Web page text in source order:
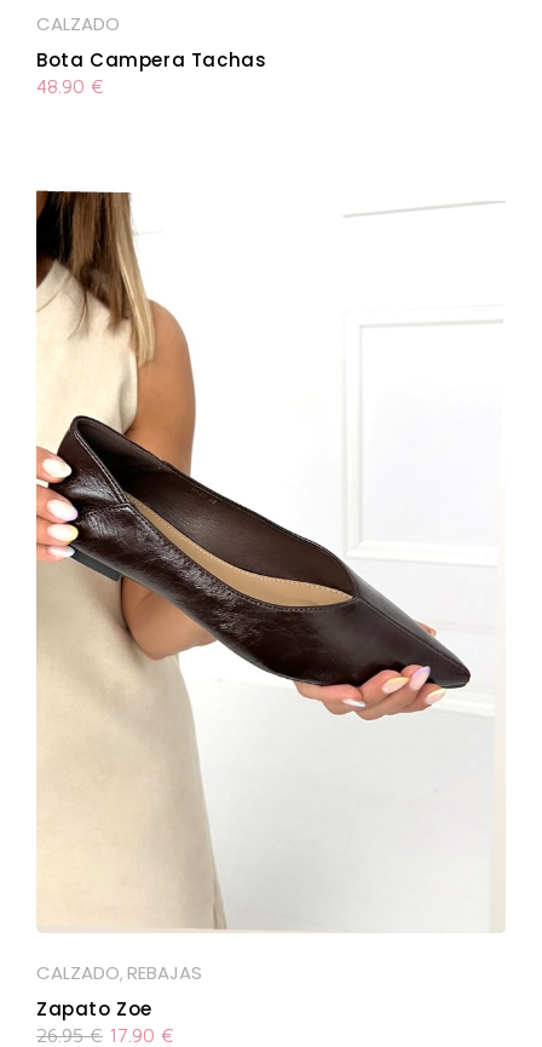
CALZADO
Bota Campera Tachas
48.90 €
CALZADO, REBAJAS
Zapato Zoe
26.95€ 17.90 €